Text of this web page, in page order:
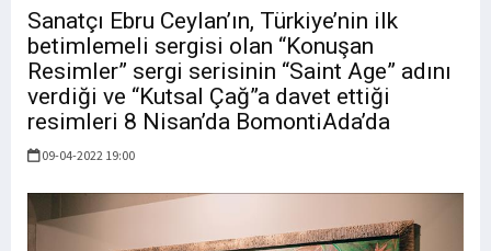
Sanatçı Ebru Ceylan’ın, Türkiye’nin ilk
betimlemeli sergisi olan “Konuşan
Resimler” sergi serisinin “Saint Age” adını
verdiği ve “Kutsal Çağ”a davet ettiği
resimleri 8 Nisan’da BomontiAda’da
09-04-2022 19:00